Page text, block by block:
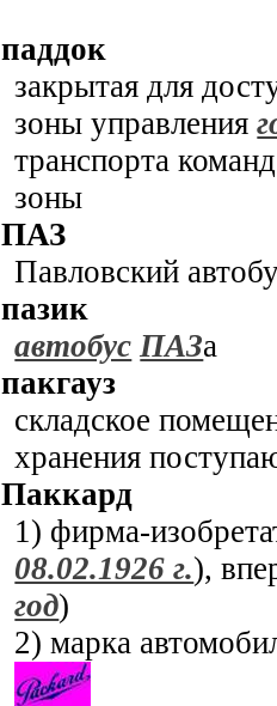
паддок
закрытая для
зоны управления
транспорта
зоны
ПАЗ
Павловский
пазик
автобус ПАЗа
пакгауз
складское
хранения
Паккард
1) фирма-
08.02.1926 г.),
год)
2) марка